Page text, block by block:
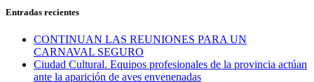
Entradas recientes
CONTINUAN LAS REUNIONES PARA UN
CARNAVAL SEGURO
Ciudad Cultural. Equipos profesionales de la provincia actúan
ante la aparición de aves envenenadas